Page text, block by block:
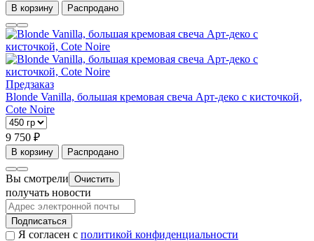
В корзину Распродано
Предзаказ
Blonde Vanilla, большая кремовая свеча Арт-деко с кисточкой,
Cote Noire
9 750 ₽
В корзину Распродано
Вы смотрели Очистить
получать новости
Подписаться
Я согласен с политикой конфиденциальности